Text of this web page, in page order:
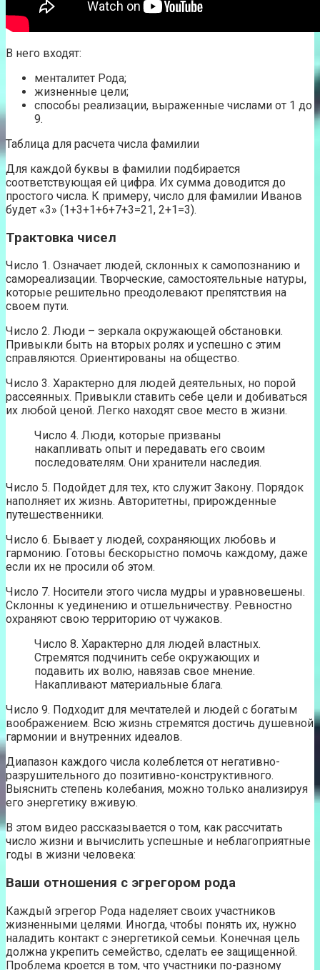
В него входят:
менталитет Рода;
жизненные цели;
способы реализации, выраженные числами от 1 до
9.
Таблица для расчета числа фамилии
Для каждой буквы в фамилии подбирается
соответствующая ей цифра. Их сумма доводится до
простого числа. К примеру, число для фамилии Иванов
будет «3» (1+3+1+6+7+3=21, 2+1=3).
Трактовка чисел
Число 1. Означает людей, склонных к самопознанию и
самореализации. Творческие, самостоятельные натуры,
которые решительно преодолевают препятствия на
своем пути.
Число 2. Люди – зеркала окружающей обстановки.
Привыкли быть на вторых ролях и успешно с этим
справляются. Ориентированы на общество.
Число 3. Характерно для людей деятельных, но порой
рассеянных. Привыкли ставить себе цели и добиваться
их любой ценой. Легко находят свое место в жизни.
Число 4. Люди, которые призваны
накапливать опыт и передавать его своим
последователям. Они хранители наследия.
Число 5. Подойдет для тех, кто служит Закону. Порядок
наполняет их жизнь. Авторитетны, прирожденные
путешественники.
Число 6. Бывает у людей, сохраняющих любовь и
гармонию. Готовы бескорыстно помочь каждому, даже
если их не просили об этом.
Число 7. Носители этого числа мудры и уравновешены.
Склонны к уединению и отшельничеству. Ревностно
охраняют свою территорию от чужаков.
Число 8. Характерно для людей властных.
Стремятся подчинить себе окружающих и
подавить их волю, навязав свое мнение.
Накапливают материальные блага.
Число 9. Подходит для мечтателей и людей с богатым
воображением. Всю жизнь стремятся достичь душевной
гармонии и внутренних идеалов.
Диапазон каждого числа колеблется от негативно-
разрушительного до позитивно-конструктивного.
Выяснить степень колебания, можно только анализируя
его энергетику вживую.
В этом видео рассказывается о том, как рассчитать
число жизни и вычислить успешные и неблагоприятные
годы в жизни человека:
Ваши отношения с эгрегором рода
Каждый эгрегор Рода наделяет своих участников
жизненными целями. Иногда, чтобы понять их, нужно
наладить контакт с энергетикой семьи. Конечная цель
должна укрепить семейство, сделать ее защищенной.
Проблема кроется в том, что участники по-разному